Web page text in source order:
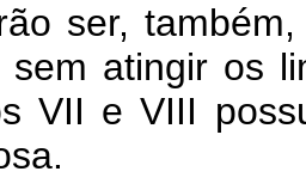
ser,
atingir os
VII e VIII